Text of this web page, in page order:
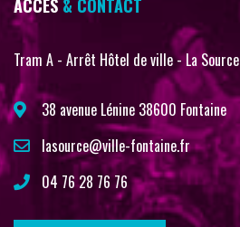
ACCÈS & CONTACT
Tram A - Arrêt Hôtel de ville - La Source
38 avenue Lénine 38600 Fontaine
lasource@ville-fontaine.fr
04 76 28 76 76